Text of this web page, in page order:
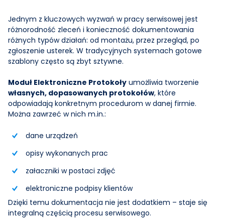
Jednym z kluczowych wyzwań w pracy serwisowej jest
różnorodność zleceń i konieczność dokumentowania
różnych typów działań: od montażu, przez przegląd, po
zgłoszenie usterek. W tradycyjnych systemach gotowe
szablony często są zbyt sztywne.
Moduł Elektroniczne Protokoły umożliwia tworzenie
własnych, dopasowanych protokołów, które
odpowiadają konkretnym procedurom w danej firmie.
Można zawrzeć w nich m.in.:
dane urządzeń
opisy wykonanych prac
załaczniki w postaci zdjęć
elektroniczne podpisy klientów
Dzięki temu dokumentacja nie jest dodatkiem – staje się
integralną częścią procesu serwisowego.